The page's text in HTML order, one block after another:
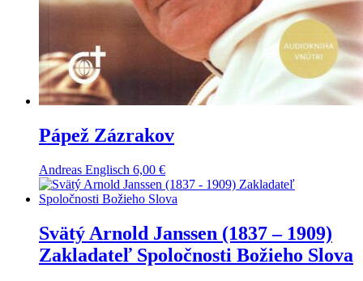
Pápež Zázrakov
Andreas Englisch 6,00 €
Svätý Arnold Janssen (1837 – 1909)
Zakladateľ Spoločnosti Božieho Slova